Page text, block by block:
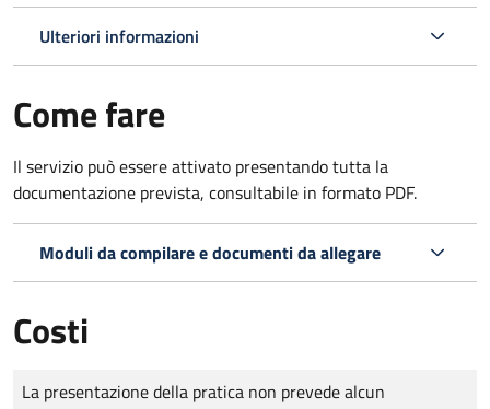
Ulteriori informazioni
Come fare
Il servizio può essere attivato presentando tutta la
documentazione prevista, consultabile in formato PDF.
Moduli da compilare e documenti da allegare
Costi
Tipo di pagamento
Importo
La presentazione della pratica non prevede alcun